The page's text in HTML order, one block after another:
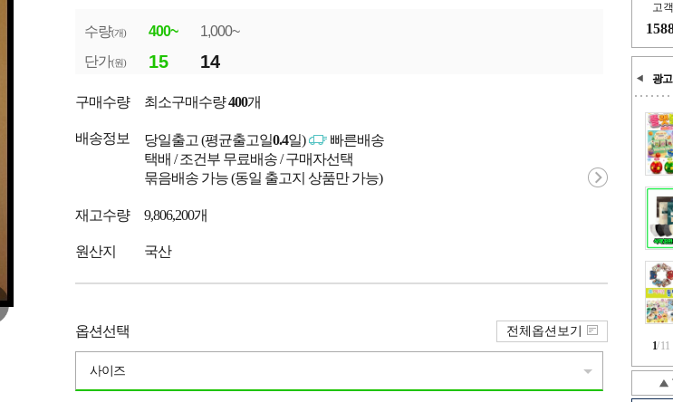
고
광고
1/11
수량(개) 400~
1,000~
단가(원) 15 14
구매수량 최소구매수량400개
배송정보 당일출고 (평균출고일0.4일)
빠른배송
택배 / 조건부 무료배송 / 구매자선택
묶음배송 가능 (동일 출고지 상품만 가능)
재고수량 9,806,200개
원산지 국산
옵션선택
사이즈
전체옵션보기